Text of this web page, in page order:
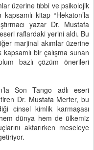
üzerine tıbbi ve psikolojik
kitap “Hekaton’la
yazar Dr. Mustafa
raflardaki yerini aldı. Bu
marjinal akımlar üzerine
bir çalışma sunan
bazlı çözüm önerileri
Son Tango adlı eseri
Dr. Mustafa Merter, bu
cinsel kimlik karmaşası
dünya hem de ülkemiz
aktarırken meseleye